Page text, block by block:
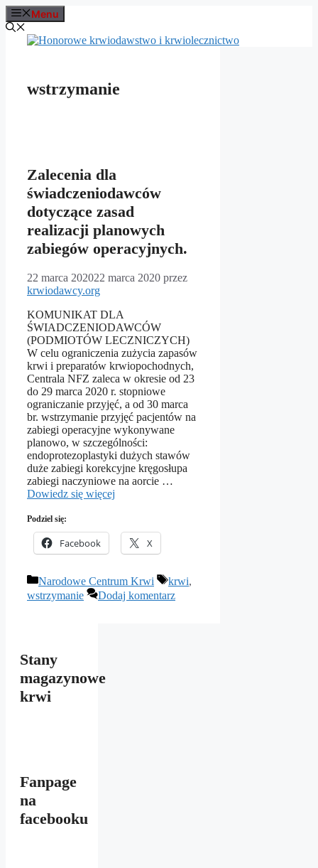
Przejdź
do
treści
Menu
wstrzymanie
Zalecenia dla
świadczeniodawców
dotyczące zasad
realizacji planowych
zabiegów operacyjnych.
22 marca 202022 marca 2020 przez
krwiodawcy.org
KOMUNIKAT DLA
ŚWIADCZENIODAWCÓW
(PODMIOTÓW LECZNICZYCH)
W celu ograniczenia zużycia zapasów
krwi i preparatów krwiopochodnych,
Centrala NFZ zaleca w okresie od 23
do 29 marca 2020 r. stopniowe
ograniczanie przyjęć, a od 30 marca
br. wstrzymanie przyjęć pacjentów na
zabiegi operacyjne wykonywane
planowo, w szczególności:
endoprotezoplastyki dużych stawów
duże zabiegi korekcyjne kręgosłupa
zabiegi naczyniowe na aorcie …
Dowiedz się więcej
Podziel się:
Facebook X
Kategorie
Narodowe Centrum Krwi Tagi
krwi,
wstrzymanie
Dodaj komentarz
Stany
magazynowe
krwi
Fanpage
na
facebooku